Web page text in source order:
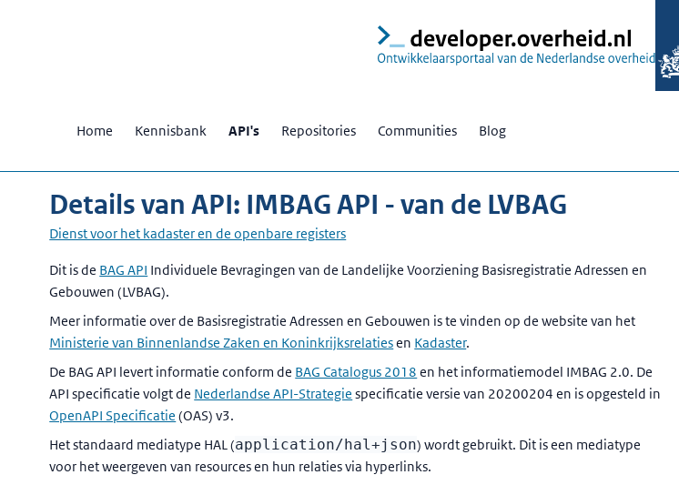
Home Kennisbank API's Repositories Communities Blog
Details van API: IMBAG API - van de LVBAG
Dienst voor het kadaster en de openbare registers
Beschrijving
Dit is de BAG API Individuele Bevragingen van de Landelijke Voorziening Basisregistratie Adressen en
Gebouwen (LVBAG).
Meer informatie over de Basisregistratie Adressen en Gebouwen is te vinden op de website van het
Ministerie van Binnenlandse Zaken en Koninkrijksrelatiesen Kadaster.
De BAG API levert informatie conform de BAG Catalogus 2018 en het informatiemodel IMBAG 2.0. De
API specificatie volgt de Nederlandse API-Strategie specificatie versie van 20200204 en is opgesteld in
OpenAPI Specificatie (OAS) v3.
Het standaard mediatype HAL (application/hal+json) wordt gebruikt. Dit is een mediatype
voor het weergeven van resources en hun relaties via hyperlinks.